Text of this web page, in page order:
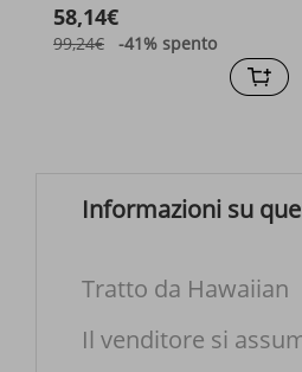
donna
58,14€
99,24€ -41% spento
Informazioni su
Tratto da Hawaiian
Il venditore si